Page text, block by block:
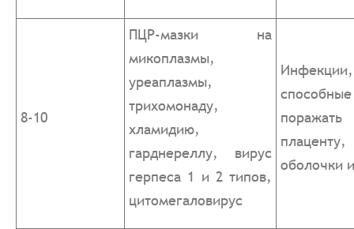
8-10
ПЦР-мазки на
микоплазмы,
уреаплазмы,
трихомонаду,
хламидию,
гарднереллу, вирус
герпеса 1 и 2 типов,
цитомегаловирус
Инфекции,
способные
поражать
оболочки